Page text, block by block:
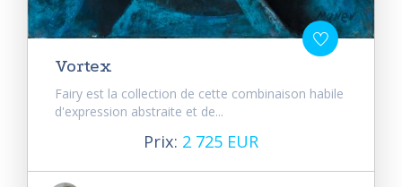
Vortex
Fairy est la collection de cette combinaison habile
d'expression abstraite et de...
Prix: 2 725 EUR